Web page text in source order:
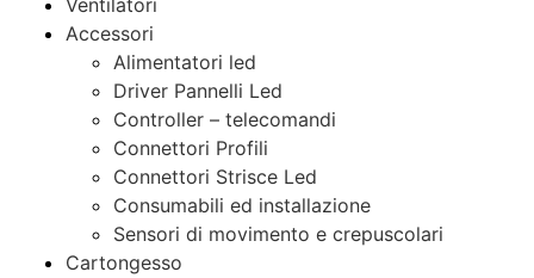
Ventilatori
Accessori
Alimentatori led
Driver Pannelli Led
Controller – telecomandi
Connettori Profili
Connettori Strisce Led
Consumabili ed installazione
Sensori di movimento e crepuscolari
Cartongesso